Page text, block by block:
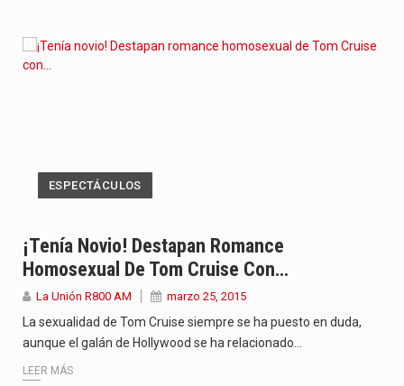
ESPECTÁCULOS
¡Tenía Novio! Destapan Romance
Homosexual De Tom Cruise Con…
La Unión R800 AM marzo 25, 2015
La sexualidad de Tom Cruise siempre se ha puesto en duda,
aunque el galán de Hollywood se ha relacionado…
LEER MÁS